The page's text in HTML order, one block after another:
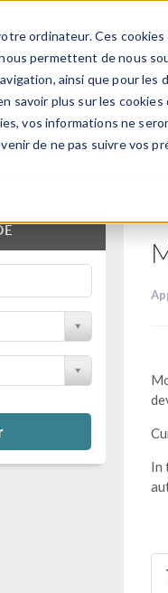
ordinateur. Ces
permettent de nous
ainsi que pour
savoir plus sur les
vos informations ne
de ne pas suivre vos
In